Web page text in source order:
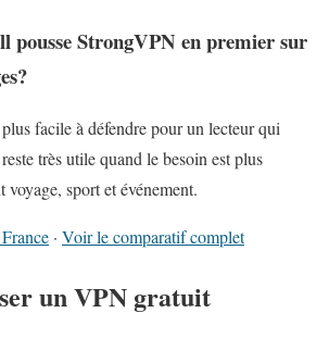
pousse StrongVPN en premier sur
facile à défendre pour un lecteur qui
très utile quand le besoin est plus
sport et événement.
· Voir le comparatif complet
un VPN gratuit